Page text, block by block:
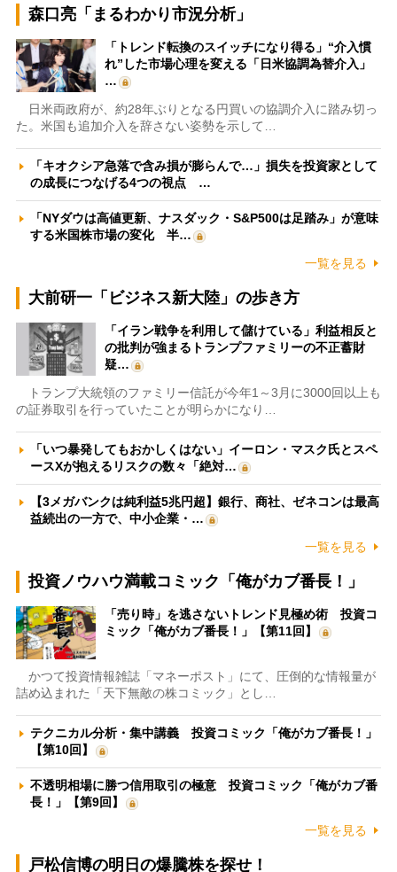
森口亮「まるわかり市況分析」
「トレンド転換のスイッチになり得る」“介入慣
れ”した市場心理を変える「日米協調為替介入」
…
日米両政府が、約28年ぶりとなる円買いの協調介入に踏み切っ
た。米国も追加介入を辞さない姿勢を示して…
「キオクシア急落で含み損が膨らんで…」損失を投資家として
の成長につなげる4つの視点 …
「NYダウは高値更新、ナスダック・S&P500は足踏み」が意味
する米国株市場の変化 半…
一覧を見る
大前研一「ビジネス新大陸」の歩き方
「イラン戦争を利用して儲けている」利益相反と
の批判が強まるトランプファミリーの不正蓄財
疑…
トランプ大統領のファミリー信託が今年1～3月に3000回以上も
の証券取引を行っていたことが明らかになり…
「いつ暴発してもおかしくはない」イーロン・マスク氏とスペ
ースXが抱えるリスクの数々「絶対…
【3メガバンクは純利益5兆円超】銀行、商社、ゼネコンは最高
益続出の一方で、中小企業・…
一覧を見る
投資ノウハウ満載コミック「俺がカブ番長！」
「売り時」を逃さないトレンド見極め術 投資コ
ミック「俺がカブ番長！」【第11回】
かつて投資情報雑誌「マネーポスト」にて、圧倒的な情報量が
詰め込まれた「天下無敵の株コミック」とし…
テクニカル分析・集中講義 投資コミック「俺がカブ番長！」
【第10回】
不透明相場に勝つ信用取引の極意 投資コミック「俺がカブ番
長！」【第9回】
一覧を見る
戸松信博の明日の爆騰株を探せ！